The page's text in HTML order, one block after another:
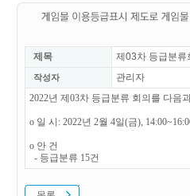
제목 제03차 등급분류
작성자
관리자
2022년 제03차 등급분류 회의를 다음
o 일 시: 2022년 2월 4일(금),
o 안 건
- 등급분류 15건